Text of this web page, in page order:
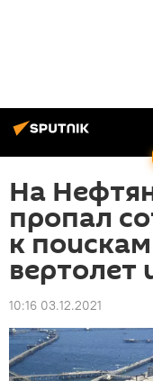
На
пропал
к
вертолет
10:16 03.12.2021